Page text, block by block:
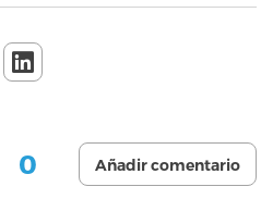
0 Añadir comentario